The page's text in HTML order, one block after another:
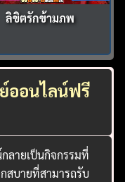
ลิขิตรักข้ามภพ
ออนไลน์ฟรี
ลายเป็นกิจกรรมที่
สบายที่สามารถรับ